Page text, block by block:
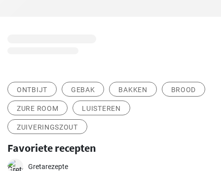
ONTBIJT GEBAK BAKKEN BROOD
ZURE ROOM LUISTEREN
ZUIVERINGSZOUT
Favoriete recepten
Gretarezepte